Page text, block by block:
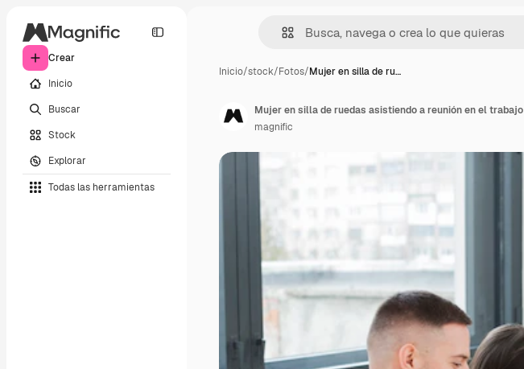
Crear
Inicio
Buscar
Stock
Explorar
Todas las herramientas
Inicio/stock/Fotos/Mujer en silla de ru…
Mujer en silla de ruedas asistiendo a reunión en el trabajo
magnific